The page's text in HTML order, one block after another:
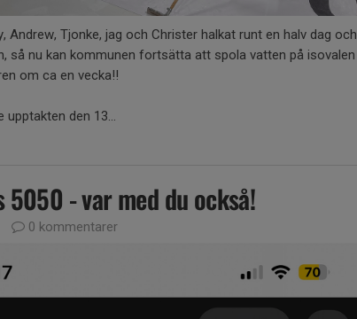
Andrew, Tjonke, jag och Christer halkat runt en halv dag och
så nu kan kommunen fortsätta att spola vatten på isovalen
om ca en vecka!!
upptakten den 13...
5050 - var med du också!
0 kommentarer